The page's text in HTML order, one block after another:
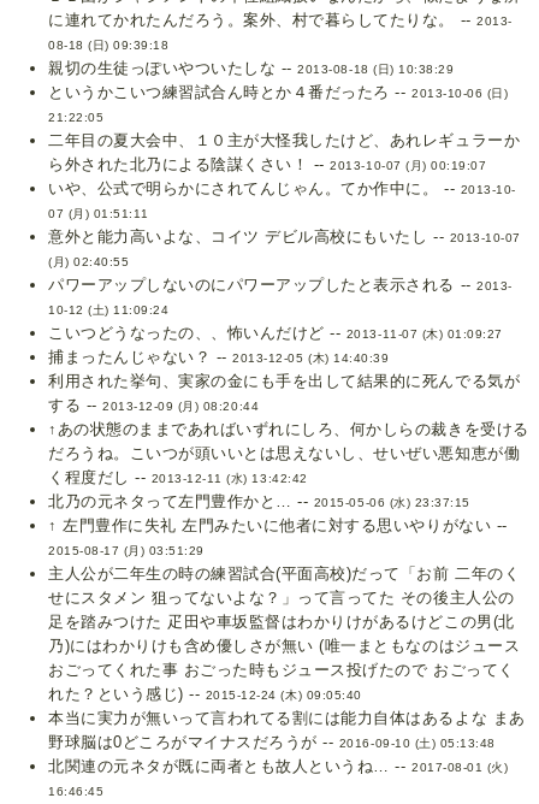
に連れてかれたんだろう。案外、村で暮らしてたりな。 --2013-
08-18 (日) 09:39:18
親切の生徒っぽいやついたしな --2013-08-18 (日) 10:38:29
というかこいつ練習試合ん時とか４番だったろ -- 2013-10-06 (日)
21:22:05
二年目の夏大会中、１０主が大怪我したけど、あれレギュラーか
ら外された北乃による陰謀くさい！ --2013-10-07 (月) 00:19:07
いや、公式で明らかにされてんじゃん。てか作中に。 -- 2013-10-
07 (月) 01:51:11
意外と能力高いよな、コイツ デビル高校にもいたし -- 2013-10-07
(月) 02:40:55
パワーアップしないのにパワーアップしたと表示される --2013-
10-12 (土) 11:09:24
こいつどうなったの、、怖いんだけど -- 2013-11-07 (木) 01:09:27
捕まったんじゃない？ --2013-12-05 (木) 14:40:39
利用された挙句、実家の金にも手を出して結果的に死んでる気が
する --2013-12-09 (月) 08:20:44
↑あの状態のままであればいずれにしろ、何かしらの裁きを受ける
だろうね。こいつが頭いいとは思えないし、せいぜい悪知恵が働
く程度だし -- 2013-12-11 (水) 13:42:42
北乃の元ネタって左門豊作かと… -- 2015-05-06 (水) 23:37:15
↑ 左門豊作に失礼 左門みたいに他者に対する思いやりがない --
2015-08-17 (月) 03:51:29
主人公が二年生の時の練習試合(平面高校)だって「お前 二年のく
せにスタメン 狙ってないよな？」って言ってた その後主人公の
足を踏みつけた 疋田や車坂監督はわかりけがあるけどこの男(北
乃)にはわかりけも含め優しさが無い (唯一まともなのはジュース
おごってくれた事 おごった時もジュース投げたので おごってく
れた？という感じ) -- 2015-12-24 (木) 09:05:40
本当に実力が無いって言われてる割には能力自体はあるよな まあ
野球脳は0どころがマイナスだろうが -- 2016-09-10 (土) 05:13:48
北関連の元ネタが既に両者とも故人というね… --2017-08-01 (火)
16:46:45